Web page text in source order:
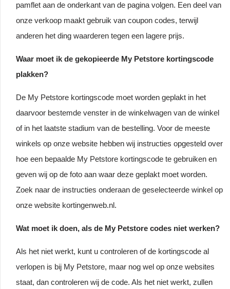
pamflet aan de onderkant van de pagina volgen. Een deel van
onze verkoop maakt gebruik van coupon codes, terwijl
anderen het ding waarderen tegen een lagere prijs.
Waar moet ik de gekopieerde My Petstore kortingscode
plakken?
De My Petstore kortingscode moet worden geplakt in het
daarvoor bestemde venster in de winkelwagen van de winkel
of in het laatste stadium van de bestelling. Voor de meeste
winkels op onze website hebben wij instructies opgesteld over
hoe een bepaalde My Petstore kortingscode te gebruiken en
geven wij op de foto aan waar deze geplakt moet worden.
Zoek naar de instructies onderaan de geselecteerde winkel op
onze website kortingenweb.nl.
Wat moet ik doen, als de My Petstore codes niet werken?
Als het niet werkt, kunt u controleren of de kortingscode al
verlopen is bij My Petstore, maar nog wel op onze websites
staat, dan controleren wij de code. Als het niet werkt, zullen